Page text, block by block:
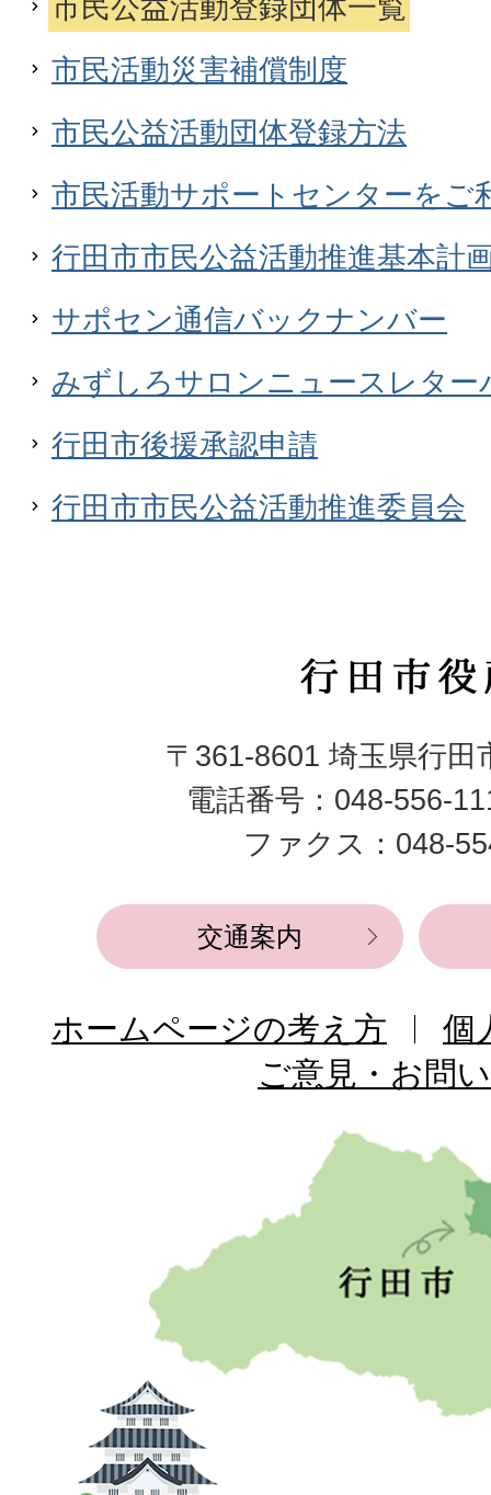
市民公益活動登録団体一覧
市民活動災害補償制度
市民公益活動団体登録方法
市民活動サポートセンターをご
行田市市民公益活動推進基本計
サポセン通信バックナンバー
みずしろサロンニュースレター
行田市後援承認申請
行田市市民公益活動推進委員会
行
市
役
所
〒361-8601 埼玉県行田
電話番号：048-556-
ファクス：048-
交通案内
ホームページの考え方
個
ご意見・お問